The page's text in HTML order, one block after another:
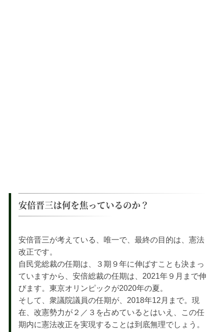
安倍晋三は何を焦っているのか？
安倍晋三が考えている、唯一で、最終の目的は、憲法
改正です。
自民党総裁の任期は、３期９年に伸ばすことも決まっ
ていますから、安倍総裁の任期は、2021年９月まで伸
びます。東京オリンピックが2020年の夏。
そして、衆議院議員の任期が、2018年12月まで。現
在、改憲勢力が２／３を占めているとはいえ、この任
期内に憲法改正を実現することは到底無理でしょう。